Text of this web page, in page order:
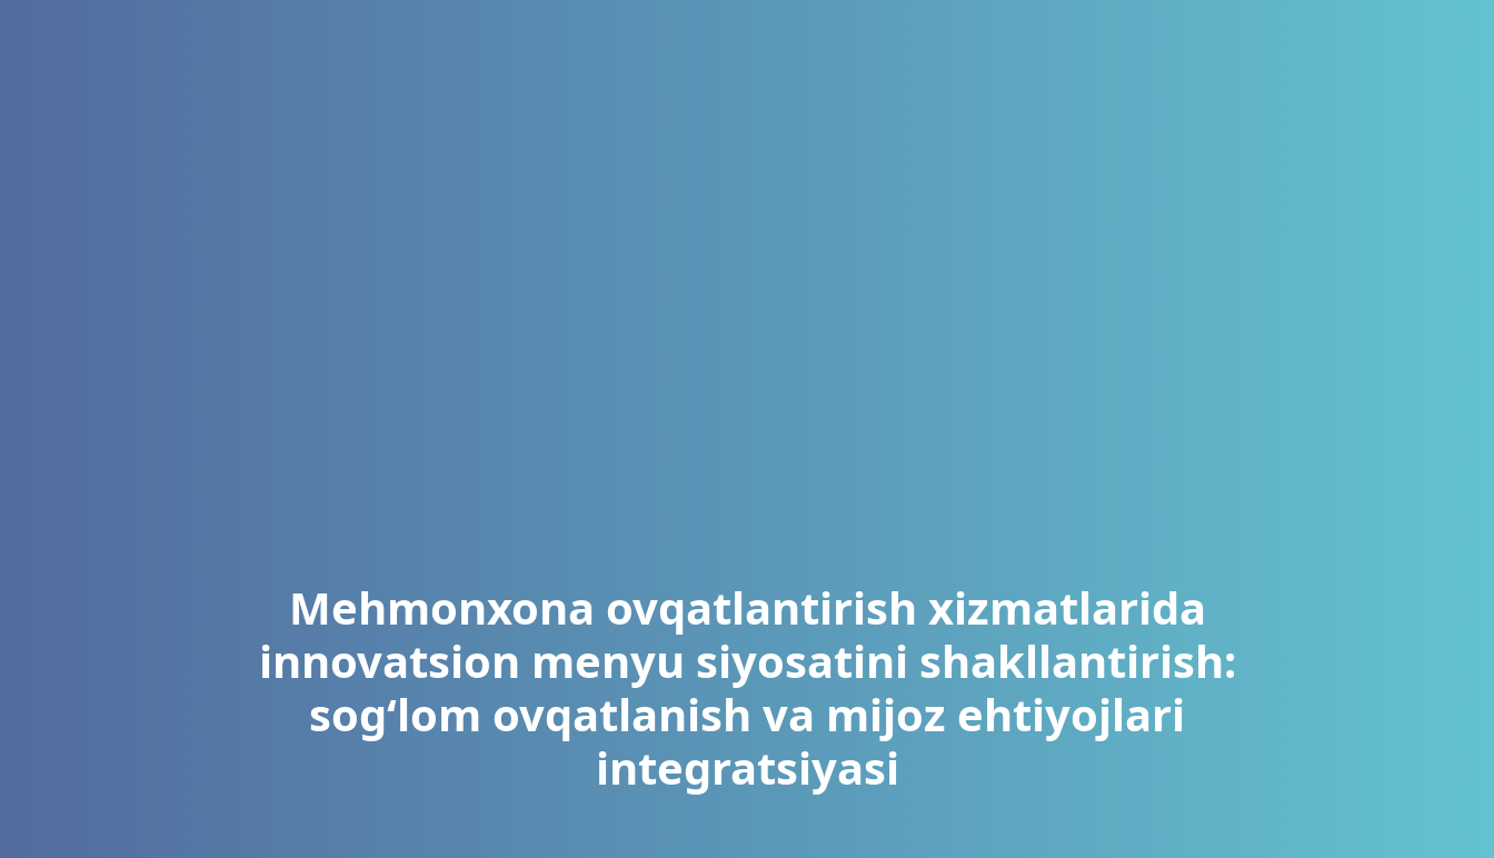
Mehmonxona ovqatlantirish xizmatlarida
innovatsion menyu siyosatini shakllantirish:
sog‘lom ovqatlanish va mijoz ehtiyojlari
integratsiyasi